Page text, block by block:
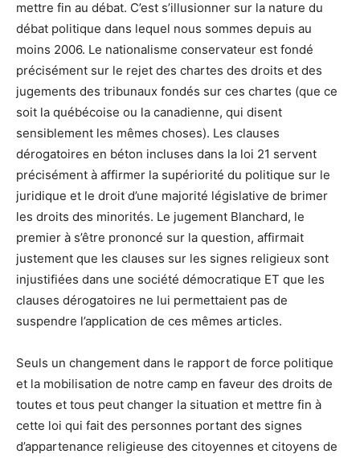
mettre fin au débat. C’est s’illusionner sur la nature du
débat politique dans lequel nous sommes depuis au
moins 2006. Le nationalisme conservateur est fondé
précisément sur le rejet des chartes des droits et des
jugements des tribunaux fondés sur ces chartes (que ce
soit la québécoise ou la canadienne, qui disent
sensiblement les mêmes choses). Les clauses
dérogatoires en béton incluses dans la loi 21 servent
précisément à affirmer la supériorité du politique sur le
juridique et le droit d’une majorité législative de brimer
les droits des minorités. Le jugement Blanchard, le
premier à s’être prononcé sur la question, affirmait
justement que les clauses sur les signes religieux sont
injustifiées dans une société démocratique ET que les
clauses dérogatoires ne lui permettaient pas de
suspendre l’application de ces mêmes articles.
Seuls un changement dans le rapport de force politique
et la mobilisation de notre camp en faveur des droits de
toutes et tous peut changer la situation et mettre fin à
cette loi qui fait des personnes portant des signes
d’appartenance religieuse des citoyennes et citoyens de